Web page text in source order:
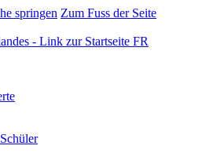
springen Zum Fuss der Seite
FR